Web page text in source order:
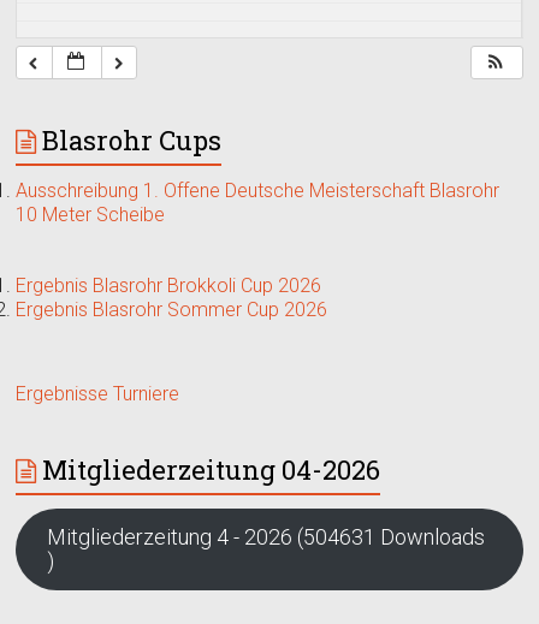
Blasrohr Cups
Ausschreibung 1. Offene Deutsche Meisterschaft Blasrohr
10 Meter Scheibe
Ergebnis Blasrohr Brokkoli Cup 2026
Ergebnis Blasrohr Sommer Cup 2026
Ergebnisse Turniere
Mitgliederzeitung 04-2026
Mitgliederzeitung 4 - 2026 (504631 Downloads
)